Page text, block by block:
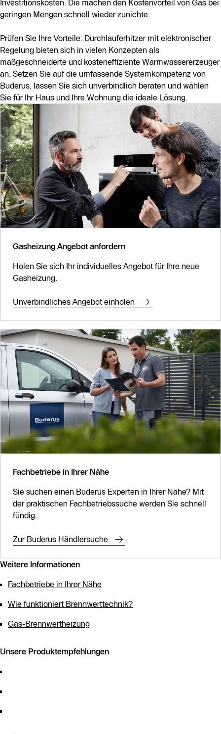
Investitionskosten. Die machen den Kostenvorteil von Gas bei
geringen Mengen schnell wieder zunichte.
Prüfen Sie Ihre Vorteile: Durchlauferhitzer mit elektronischer
Regelung bieten sich in vielen Konzepten als
maßgeschneiderte und kosteneffiziente Warmwassererzeuger
an. Setzen Sie auf die umfassende Systemkompetenz von
Buderus, lassen Sie sich unverbindlich beraten und wählen
Sie für Ihr Haus und Ihre Wohnung die ideale Lösung.
Gasheizung Angebot anfordern
Holen Sie sich Ihr individuelles Angebot für Ihre neue
Gasheizung.
Unverbindliches Angebot einholen
Fachbetriebe in Ihrer Nähe
Sie suchen einen Buderus Experten in Ihrer Nähe? Mit
der praktischen Fachbetriebssuche werden Sie schnell
fündig.
Zur Buderus Händlersuche
Weitere Informationen
Fachbetriebe in Ihrer Nähe
Wie funktioniert Brennwerttechnik?
Gas-Brennwertheizung
Unsere Produktempfehlungen